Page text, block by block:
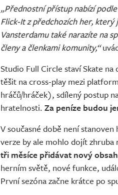
„Přednostní přístup nabízí
Flick-It z předchozích her, který
Vansterdamu také narazíte na
členy a členkami komunity,“
Studio Full Circle staví Skate na
těšit na cross-play mezi
hráčů/hráček), sdílený postup
hratelnosti. Za peníze budou
V současné době není
verze by ale mohlo dojít
tři měsíce přidávat nový
herním světě, nové funkce,
První sezóna začne krátce po